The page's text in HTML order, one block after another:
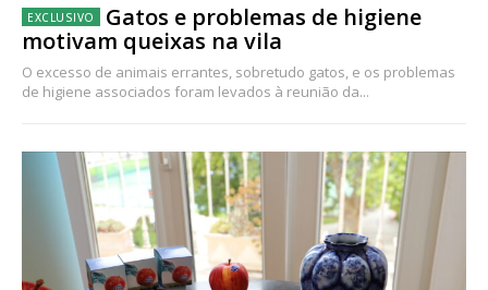
Gatos e problemas de higiene
motivam queixas na vila
O excesso de animais errantes, sobretudo gatos, e os problemas
de higiene associados foram levados à reunião da...